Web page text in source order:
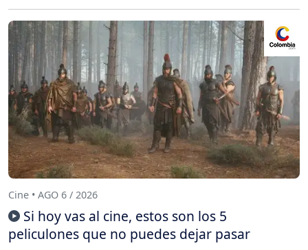
Cine • AGO 6 / 2026
Si hoy vas al cine, estos son los 5
peliculones que no puedes dejar pasar